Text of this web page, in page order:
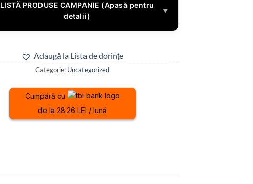
LISTĂ PRODUSE CAMPANIE (Apasă pentru
detalii)
▼
Adaugă la Lista de dorințe
Categorie: Uncategorized
Cumpără cu
de la 28.26 LEI / lună